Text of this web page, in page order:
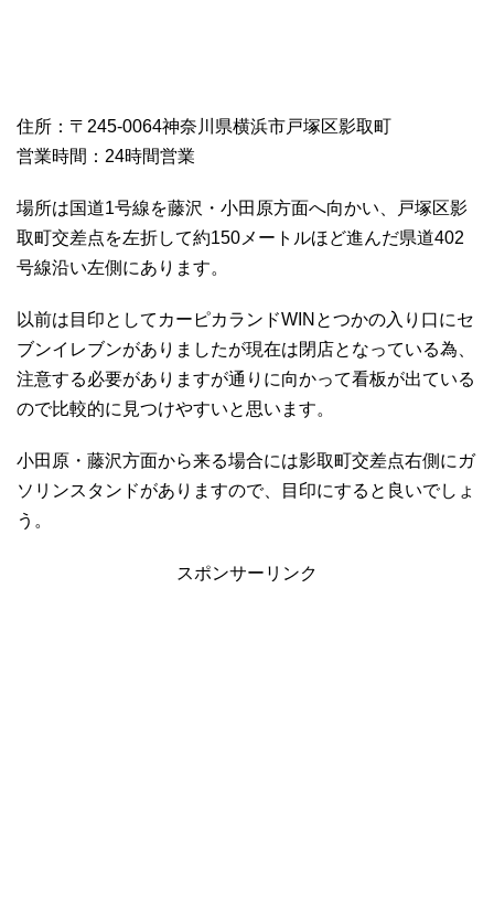
住所：〒245-0064神奈川県横浜市戸塚区影取町
営業時間：24時間営業
場所は国道1号線を藤沢・小田原方面へ向かい、戸塚区影
取町交差点を左折して約150メートルほど進んだ県道402
号線沿い左側にあります。
以前は目印としてカーピカランドWINとつかの入り口にセ
ブンイレブンがありましたが現在は閉店となっている為、
注意する必要がありますが通りに向かって看板が出ている
ので比較的に見つけやすいと思います。
小田原・藤沢方面から来る場合には影取町交差点右側にガ
ソリンスタンドがありますので、目印にすると良いでしょ
う。
スポンサーリンク